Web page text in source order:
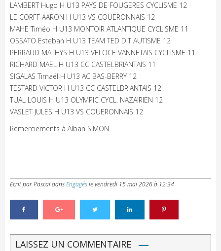
LAMBERT Hugo H U13 PAYS DE FOUGERES CYCLISME 12
LE CORFF AARON H U13 VS COUERONNAIS 12
MAHE Timéo H U13 MONTOIR ATLANTIQUE CYCLISME 11
OSSATO Esteban H U13 TEAM TED DIT AUTISME 12
PERRAUD MATHYS H U13 VELOCE VANNETAIS CYCLISME 11
RICHARD MAEL H U13 CC CASTELBRIANTAIS 11
SIGALAS Timaël H U13 AC BAS-BERRY 12
TESTARD VICTOR H U13 CC CASTELBRIANTAIS 12
TUAL LOUIS H U13 OLYMPIC CYCL. NAZAIRIEN 12
VASLET JULES H U13 VS COUERONNAIS 12
Remerciements à Alban SIMON
Ecrit par PascaldansEngagéslevendredi 15 mai 2026 à 12:34
LAISSEZ UN COMMENTAIRE